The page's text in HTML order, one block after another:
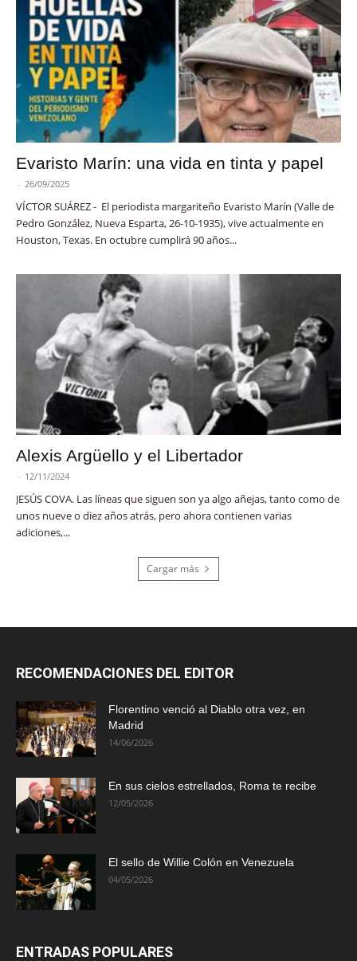
Evaristo Marín: una vida en tinta y papel
- 26/09/2025
VÍCTOR SUÁREZ - El periodista margariteño Evaristo Marín (Valle de
Pedro González, Nueva Esparta, 26-10-1935), vive actualmente en
Houston, Texas. En octubre cumplirá 90 años...
Alexis Argüello y el Libertador
- 12/11/2024
JESÚS COVA. Las líneas que siguen son ya algo añejas, tanto como de
unos nueve o diez años atrás, pero ahora contienen varias
adiciones,...
Cargar más
RECOMENDACIONES DEL EDITOR
Florentino venció al Diablo otra vez, en
Madrid
14/06/2026
En sus cielos estrellados, Roma te recibe
12/05/2026
El sello de Willie Colón en Venezuela
04/05/2026
ENTRADAS POPULARES